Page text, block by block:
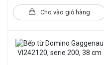
Cho vào giỏ hàng